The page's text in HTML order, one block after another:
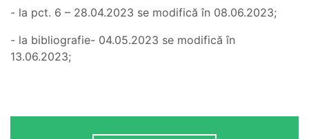
- la pct. 6 – 28.04.2023 se modifică în 08.06.2023;
- la bibliografie- 04.05.2023 se modifică în
13.06.2023;